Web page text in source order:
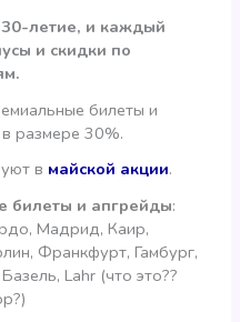
летие, и каждый
и скидки по
билеты и
размере 30%.
в майской акции.
билеты и апгрейды:
Мадрид, Каир,
Франкфурт, Гамбург,
Lahr (что это??